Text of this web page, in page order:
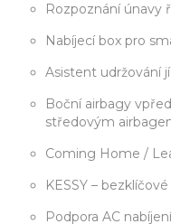
Rozpoznání únavy
Nabíjecí box pro
Asistent udržování
Boční airbagy
středovým
Coming Home /
KESSY –
Podpora AC